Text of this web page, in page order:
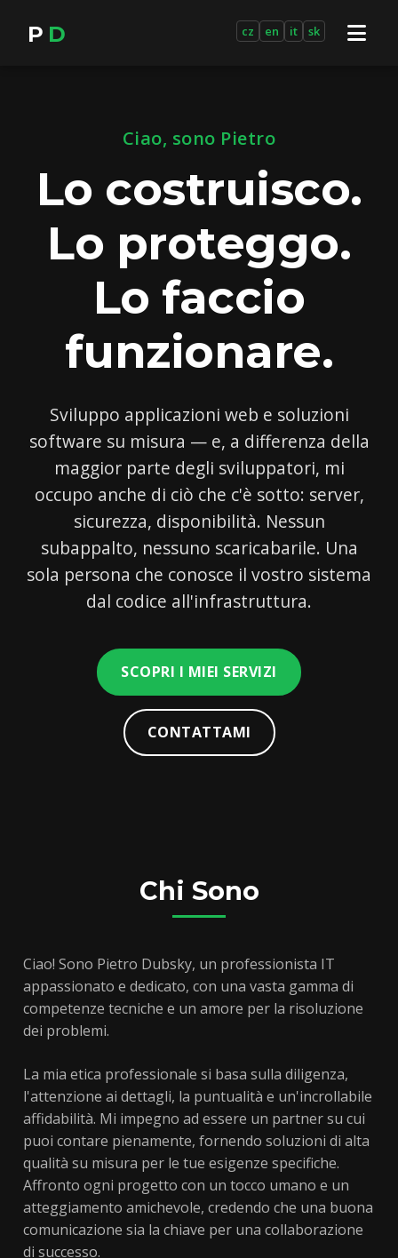
P D cz en it sk
Ciao, sono Pietro
Lo costruisco.
Lo proteggo.
Lo faccio
funzionare.
Sviluppo applicazioni web e soluzioni
software su misura — e, a differenza della
maggior parte degli sviluppatori, mi
occupo anche di ciò che c'è sotto: server,
sicurezza, disponibilità. Nessun
subappalto, nessuno scaricabarile. Una
sola persona che conosce il vostro sistema
dal codice all'infrastruttura.
SCOPRI I MIEI SERVIZI
CONTATTAMI
Chi Sono
Ciao! Sono Pietro Dubsky, un professionista IT
appassionato e dedicato, con una vasta gamma di
competenze tecniche e un amore per la risoluzione
dei problemi.
La mia etica professionale si basa sulla diligenza,
l'attenzione ai dettagli, la puntualità e un'incrollabile
affidabilità. Mi impegno ad essere un partner su cui
puoi contare pienamente, fornendo soluzioni di alta
qualità su misura per le tue esigenze specifiche.
Affronto ogni progetto con un tocco umano e un
atteggiamento amichevole, credendo che una buona
comunicazione sia la chiave per una collaborazione
di successo.